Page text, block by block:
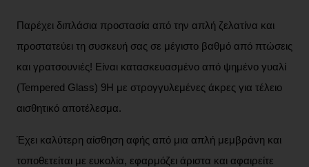
Παρέχει διπλάσια προστασία από την απλή ζελατίνα και
προστατεύει τη συσκευή σας σε μέγιστο βαθμό από πτώσεις
και γρατσουνιές! Είναι κατασκευασμένο από ψημένο γυαλί
(Tempered Glass) 9H με στρογγυλεμένες άκρες για τέλειο
αισθητικό αποτέλεσμα.
Έχει καλύτερη αίσθηση αφής από μια απλή μεμβράνη και
τοποθετείται με ευκολία, εφαρμόζει άριστα και αφαιρείτε